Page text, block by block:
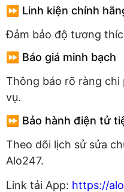
⏩ Linh kiện chính
Đảm bảo độ tương
⏩ Báo giá minh bạch
Thông báo rõ ràng
vụ.
⏩ Bảo hành điện tử
Theo dõi lịch sử sửa
Alo247.
Link tải App: https://